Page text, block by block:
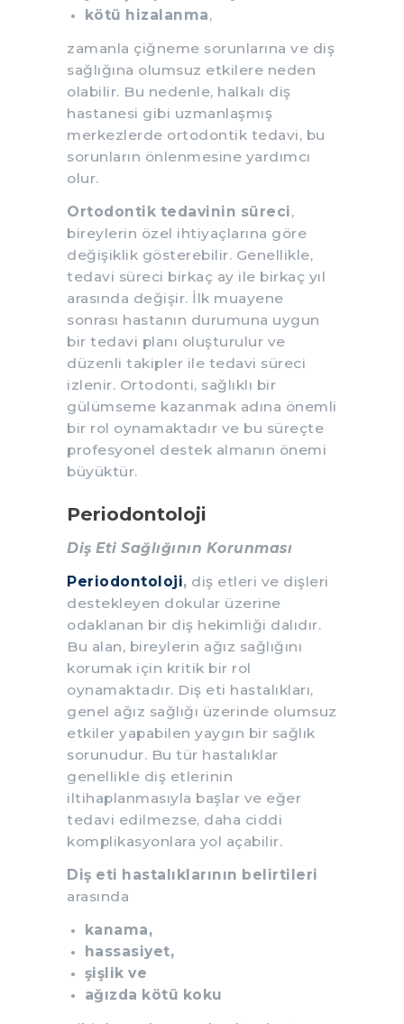
kötü hizalanma,
zamanla çiğneme sorunlarına ve diş
sağlığına olumsuz etkilere neden
olabilir. Bu nedenle, halkalı diş
hastanesi gibi uzmanlaşmış
merkezlerde ortodontik tedavi, bu
sorunların önlenmesine yardımcı
olur.
Ortodontik tedavinin süreci,
bireylerin özel ihtiyaçlarına göre
değişiklik gösterebilir. Genellikle,
tedavi süreci birkaç ay ile birkaç yıl
arasında değişir. İlk muayene
sonrası hastanın durumuna uygun
bir tedavi planı oluşturulur ve
düzenli takipler ile tedavi süreci
izlenir. Ortodonti, sağlıklı bir
gülümseme kazanmak adına önemli
bir rol oynamaktadır ve bu süreçte
profesyonel destek almanın önemi
büyüktür.
Periodontoloji
Diş Eti Sağlığının Korunması
Periodontoloji, diş etleri ve dişleri
destekleyen dokular üzerine
odaklanan bir diş hekimliği dalıdır.
Bu alan, bireylerin ağız sağlığını
korumak için kritik bir rol
oynamaktadır. Diş eti hastalıkları,
genel ağız sağlığı üzerinde olumsuz
etkiler yapabilen yaygın bir sağlık
sorunudur. Bu tür hastalıklar
genellikle diş etlerinin
iltihaplanmasıyla başlar ve eğer
tedavi edilmezse, daha ciddi
komplikasyonlara yol açabilir.
Diş eti hastalıklarının belirtileri
arasında
kanama,
hassasiyet,
şişlik ve
ağızda kötü koku